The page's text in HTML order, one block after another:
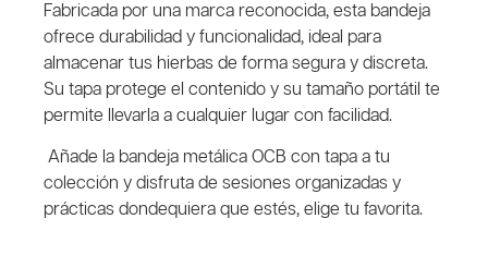
Fabricada por una marca reconocida, esta bandeja
ofrece durabilidad y funcionalidad, ideal para
almacenar tus hierbas de forma segura y discreta.
Su tapa protege el contenido y su tamaño portátil te
permite llevarla a cualquier lugar con facilidad.
Añade la bandeja metálica OCB con tapa a tu
colección y disfruta de sesiones organizadas y
prácticas dondequiera que estés, elige tu favorita.